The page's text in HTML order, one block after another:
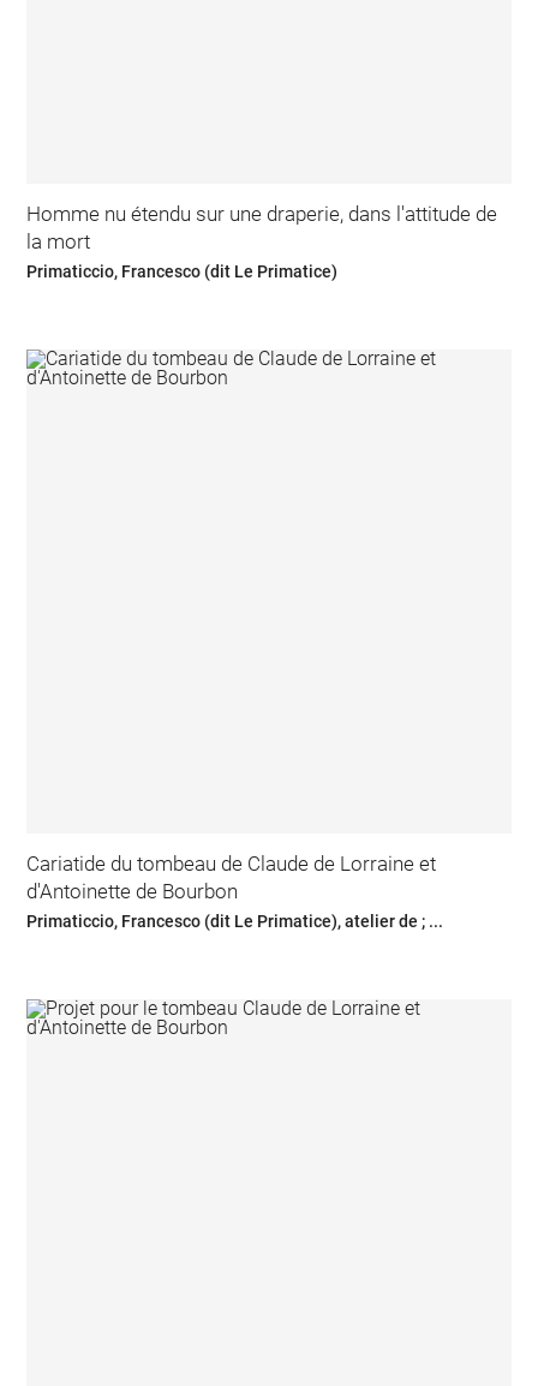
Homme nu étendu sur une draperie, dans l'attitude de
la mort
Primaticcio, Francesco (dit Le Primatice)
Cariatide du tombeau de Claude de Lorraine et
d'Antoinette de Bourbon
Primaticcio, Francesco (dit Le Primatice), atelier de ; ...